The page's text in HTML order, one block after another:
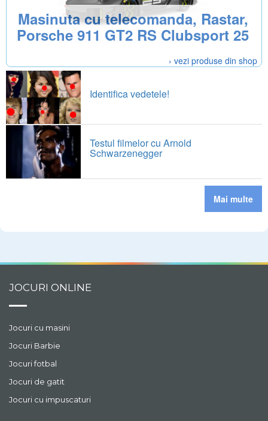
Masinuta cu telecomanda, Rastar,
Porsche 911 GT2 RS Clubsport 25
› vezi produse din shop
Identifica vedetele!
Testul filmelor cu Arnold
Schwarzenegger
Mai multe
JOCURI ONLINE
Jocuri cu masini
Jocuri Barbie
Jocuri fotbal
Jocuri de gatit
Jocuri cu impuscaturi